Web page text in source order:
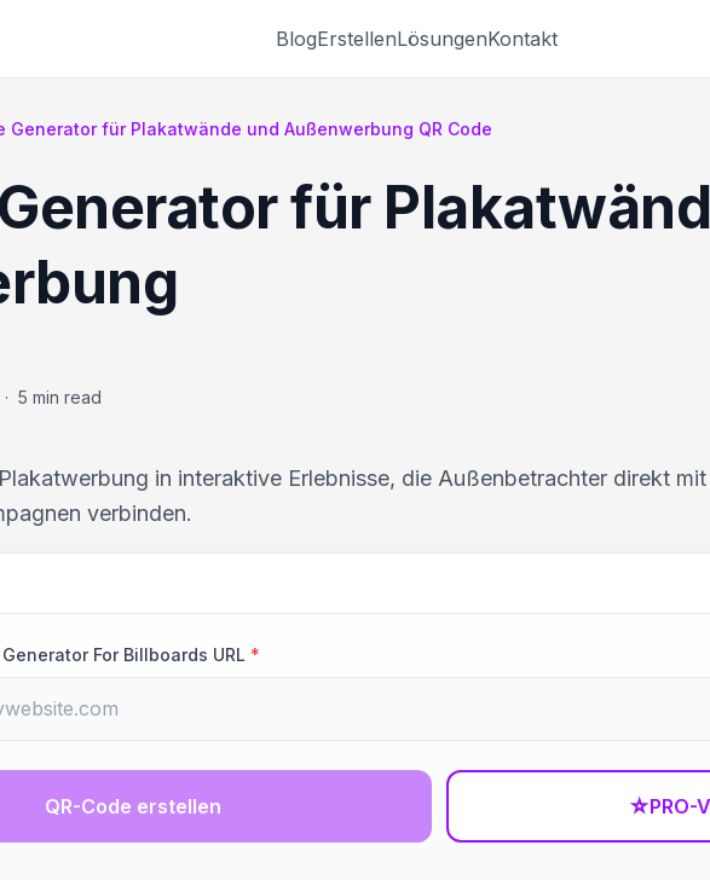
BlogErstellenLösungenKontakt
Generator für Plakatwände und Außenwerbung QR Code
für
· 5 min read
in interaktive Erlebnisse, die Außenbetrachter direkt mit
verbinden.
For Billboards URL *
QR-Code erstellen ☆PRO-